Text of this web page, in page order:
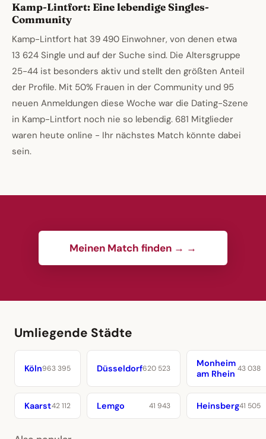
Kamp-Lintfort: Eine lebendige Singles-
Community
Kamp-Lintfort hat 39 490 Einwohner, von denen etwa
13 624 Single und auf der Suche sind. Die Altersgruppe
25-44 ist besonders aktiv und stellt den größten Anteil
der Profile. Mit 50% Frauen in der Community und 95
neuen Anmeldungen diese Woche war die Dating-Szene
in Kamp-Lintfort noch nie so lebendig. 681 Mitglieder
waren heute online - Ihr nächstes Match könnte dabei
sein.
Meinen Match finden → →
Umliegende Städte
Köln963 395 Düsseldorf620 523
Monheim
am Rhein 43 038
Kaarst42 112 Lemgo 41 943 Heinsberg41 505